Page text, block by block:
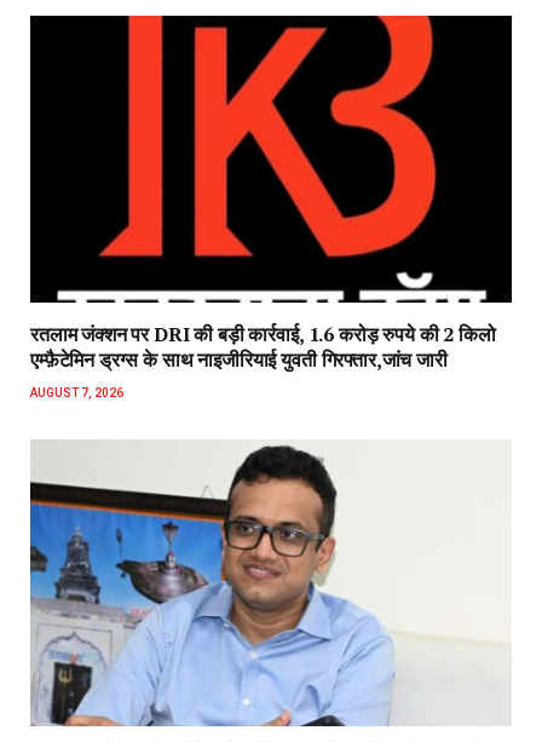
रतलाम जंक्शन पर DRI की बड़ी कार्रवाई, 1.6 करोड़ रुपये की 2 किलो
एम्फ़ैटेमिन ड्रग्स के साथ नाइजीरियाई युवती गिरफ्तार,जांच जारी
AUGUST 7, 2026